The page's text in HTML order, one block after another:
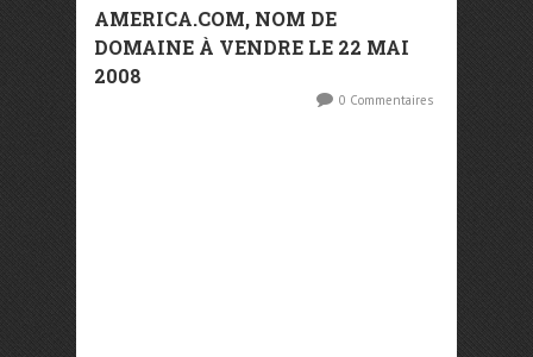
AMERICA.COM, NOM DE
DOMAINE À VENDRE LE 22 MAI
2008
0 Commentaires